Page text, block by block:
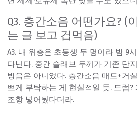
Q3. 층간소음 어떤가요? (
는 글 보고 겁먹음)
A3. 내 위층은 초등생 두 명이라 밤 9
다닌다. 중간 슬래브 두께가 기존 단
방음은 아니었다. 층간소음 매트+거
쁘게 부탁하는 게 현실적일 듯. 드럼?
조항 넣어뒀다더라.